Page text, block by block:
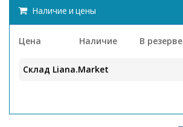
Наличие и цены
Цена Наличие В резерве
Склад Liana.Market